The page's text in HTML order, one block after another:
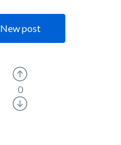
New post
0